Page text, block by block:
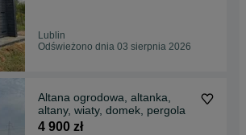
Lublin
Odświeżono dnia 03 sierpnia 2026
Altana ogrodowa, altanka,
altany, wiaty, domek, pergola
4 900 zł